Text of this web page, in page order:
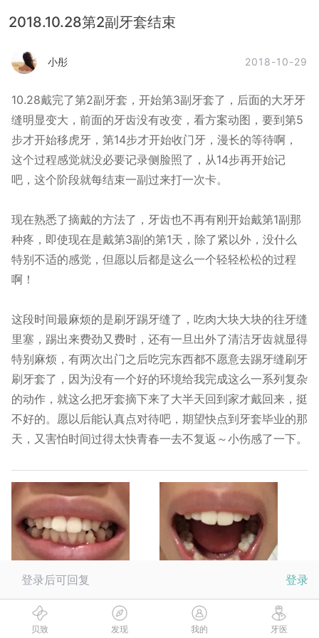
2018.10.28第2副牙套结束
小彤 2018-10-29
10.28戴完了第2副牙套，开始第3副牙套了，后面的大牙牙
缝明显变大，前面的牙齿没有改变，看方案动图，要到第5
步才开始移虎牙，第14步才开始收门牙，漫长的等待啊，
这个过程感觉就没必要记录侧脸照了，从14步再开始记
吧，这个阶段就每结束一副过来打一次卡。
现在熟悉了摘戴的方法了，牙齿也不再有刚开始戴第1副那
种疼，即使现在是戴第3副的第1天，除了紧以外，没什么
特别不适的感觉，但愿以后都是这么一个轻轻松松的过程
啊！
这段时间最麻烦的是刷牙踢牙缝了，吃肉大块大块的往牙缝
里塞，踢出来费劲又费时，还有一旦出外了清洁牙齿就显得
特别麻烦，有两次出门之后吃完东西都不愿意去踢牙缝刷牙
刷牙套了，因为没有一个好的环境给我完成这么一系列复杂
的动作，就这么把牙套摘下来了大半天回到家才戴回来，挺
不好的。愿以后能认真点对待吧，期望快点到牙套毕业的那
天，又害怕时间过得太快青春一去不复返～小伤感了一下。
阅读
登录后可回复 登录
贝致 发现 我的 牙医